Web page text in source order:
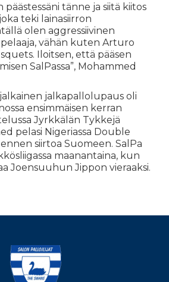
päästessäni tänne ja siitä kiitos
teki lainasiirron
olen aggressiivinen
pelaaja, vähän kuten Arturo
Iloitsen, että pääsen
SalPassa”, Mohammed
jalkapallolupaus oli
ensimmäisen kerran
Jyrkkälän Tykkejä
pelasi Nigeriassa Double
ennen siirtoa Suomeen. SalPa
maanantaina, kun
Joensuuhun Jippon vieraaksi.